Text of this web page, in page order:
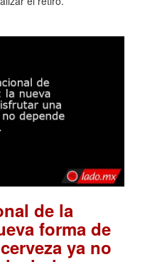
de la
forma de
ya no